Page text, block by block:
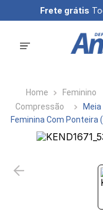
Frete grátis
Feminino
Compressão
Feminina Com Ponteira